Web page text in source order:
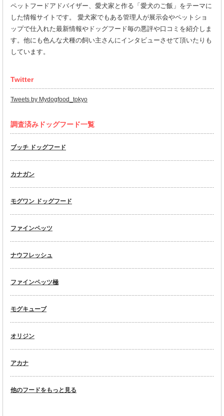
ペットフードアドバイザー、愛犬家と作る「愛犬のご飯」をテーマに
した情報サイトです。 愛犬家でもある管理人が展示会やペットショ
ップで仕入れた最新情報やドッグフード毎の悪評や口コミを紹介しま
す。他にも色んな犬種の飼い主さんにインタビューさせて頂いたりも
しています。
Twitter
Tweets by Mydogfood_tokyo
調査済みドッグフード一覧
ブッチ ドッグフード
カナガン
モグワン ドッグフード
ファインペッツ
ナウフレッシュ
ファインペッツ極
モグキューブ
オリジン
アカナ
他のフードをもっと見る